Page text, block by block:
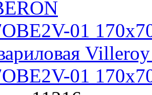
01